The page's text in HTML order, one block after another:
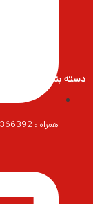
همراه : 09122366392
دسته بندی محصولات